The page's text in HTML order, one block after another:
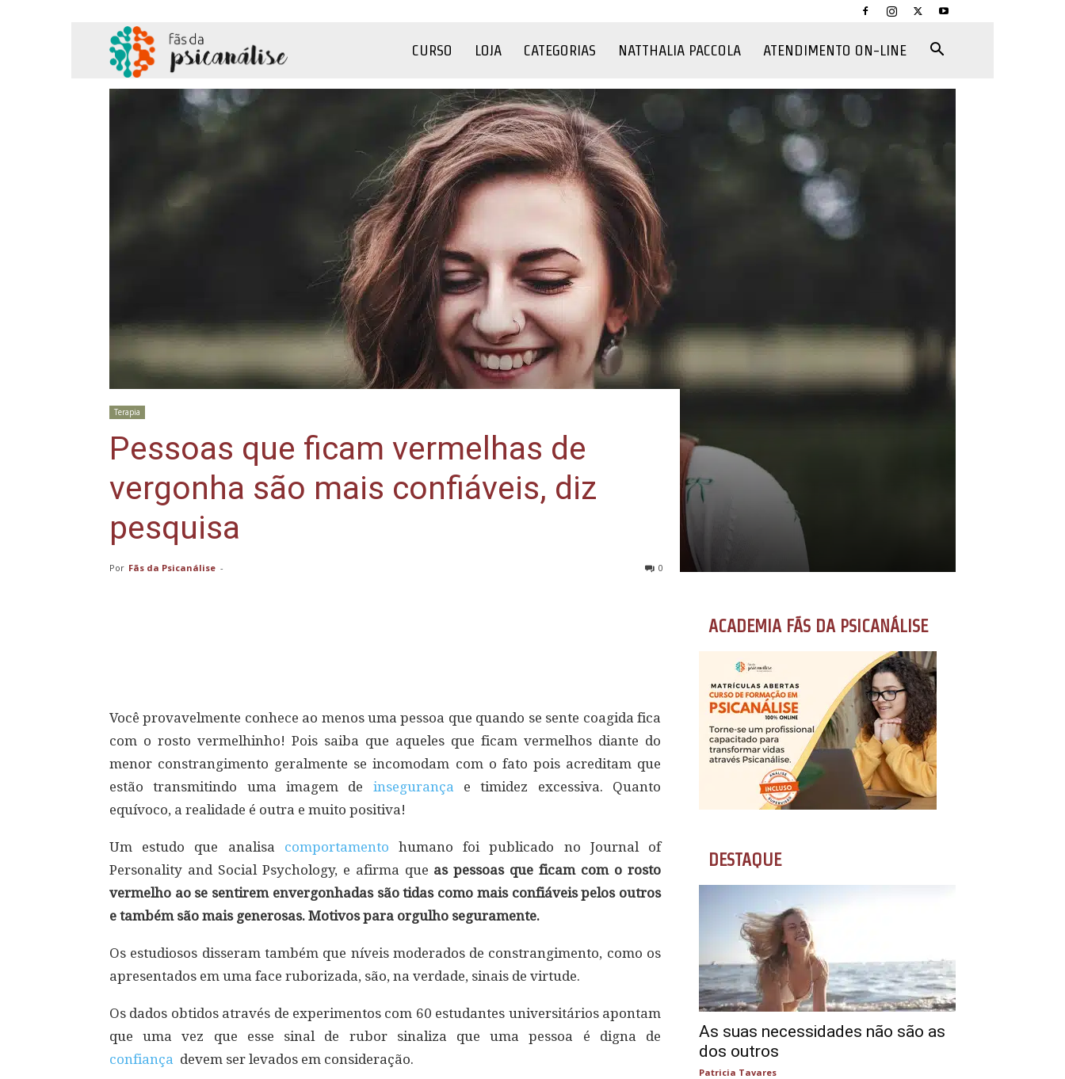
CURSO LOJA CATEGORIAS NATTHALIA PACCOLA ATENDIMENTO ON-LINE
Terapia
Pessoas que ficam vermelhas de
vergonha são mais confiáveis, diz
pesquisa
Por Fãs da Psicanálise - 0
Você provavelmente conhece ao menos uma pessoa que quando se sente coagida fica
com o rosto vermelhinho! Pois saiba que aqueles que ficam vermelhos diante do
menor constrangimento geralmente se incomodam com o fato pois acreditam que
estão transmitindo uma imagem de insegurança e timidez excessiva. Quanto
equívoco, a realidade é outra e muito positiva!
Um estudo que analisa comportamento humano foi publicado no Journal of
Personality and Social Psychology, e afirma que as pessoas que ficam com o rosto
vermelho ao se sentirem envergonhadas são tidas como mais confiáveis pelos outros
e também são mais generosas. Motivos para orgulho seguramente.
Os estudiosos disseram também que níveis moderados de constrangimento, como os
apresentados em uma face ruborizada, são, na verdade, sinais de virtude.
Os dados obtidos através de experimentos com 60 estudantes universitários apontam
que uma vez que esse sinal de rubor sinaliza que uma pessoa é digna de
confiança devem ser levados em consideração.
ACADEMIA FÃS DA PSICANÁLISE
DESTAQUE
As suas necessidades não são as
dos outros
Patricia Tavares